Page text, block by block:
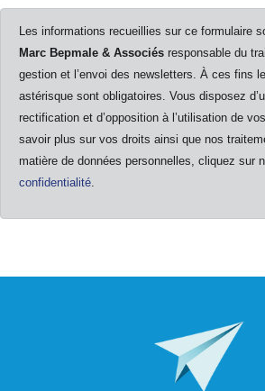
Les informations recueillies sur ce formulaire
Marc Bepmale & Associés responsable du
gestion et l’envoi des newsletters. À ces fins
astérisque sont obligatoires. Vous disposez
rectification et d’opposition à l’utilisation de
savoir plus sur vos droits ainsi que nos
matière de données personnelles, cliquez sur
confidentialité.